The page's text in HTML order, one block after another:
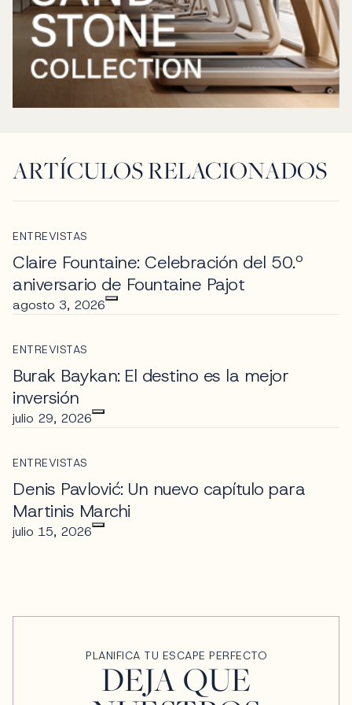
ARTÍCULOS RELACIONADOS
ENTREVISTAS
Claire Fountaine: Celebración del 50.º
aniversario de Fountaine Pajot
agosto 3, 2026
ENTREVISTAS
Burak Baykan: El destino es la mejor
inversión
julio 29, 2026
ENTREVISTAS
Denis Pavlović: Un nuevo capítulo para
Martinis Marchi
julio 15, 2026
PLANIFICA TU ESCAPE PERFECTO
DEJA QUE